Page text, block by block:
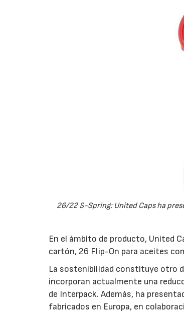
26/22 S-Spring: United Caps ha
En el ámbito de producto, United
cartón, 26 Flip-On para aceites
La sostenibilidad constituye otro
incorporan actualmente una
de Interpack. Además, ha
fabricados en Europa, en